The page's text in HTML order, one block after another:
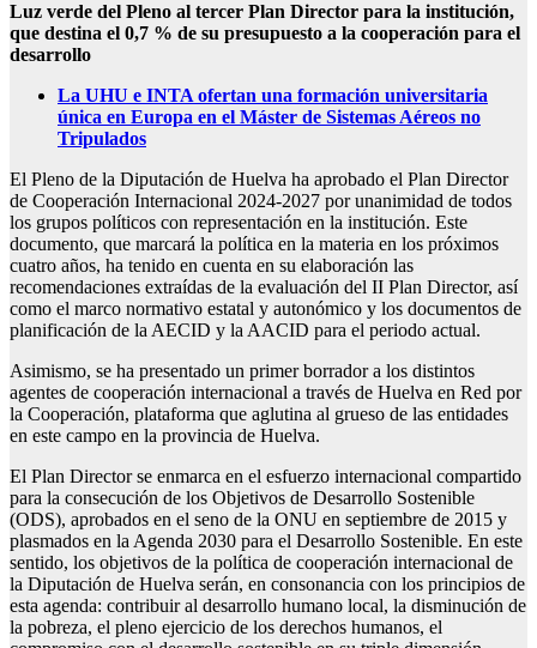
Luz verde del Pleno al tercer Plan Director para la institución,
que destina el 0,7 % de su presupuesto a la cooperación para el
desarrollo
La UHU e INTA ofertan una formación universitaria
única en Europa en el Máster de Sistemas Aéreos no
Tripulados
El Pleno de la Diputación de Huelva ha aprobado el Plan Director
de Cooperación Internacional 2024-2027 por unanimidad de todos
los grupos políticos con representación en la institución. Este
documento, que marcará la política en la materia en los próximos
cuatro años, ha tenido en cuenta en su elaboración las
recomendaciones extraídas de la evaluación del II Plan Director, así
como el marco normativo estatal y autonómico y los documentos de
planificación de la AECID y la AACID para el periodo actual.
Asimismo, se ha presentado un primer borrador a los distintos
agentes de cooperación internacional a través de Huelva en Red por
la Cooperación, plataforma que aglutina al grueso de las entidades
en este campo en la provincia de Huelva.
El Plan Director se enmarca en el esfuerzo internacional compartido
para la consecución de los Objetivos de Desarrollo Sostenible
(ODS), aprobados en el seno de la ONU en septiembre de 2015 y
plasmados en la Agenda 2030 para el Desarrollo Sostenible. En este
sentido, los objetivos de la política de cooperación internacional de
la Diputación de Huelva serán, en consonancia con los principios de
esta agenda: contribuir al desarrollo humano local, la disminución de
la pobreza, el pleno ejercicio de los derechos humanos, el